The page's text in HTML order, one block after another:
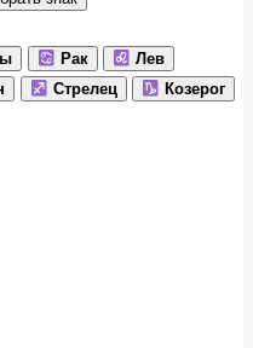
Рак
Лев
Стрелец
Козерог